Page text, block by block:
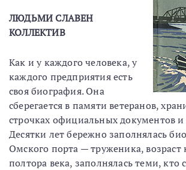
ЛЮДЬМИ СЛАВЕН
КОЛЛЕКТИВ
Как и у каждого человека, у
каждого предприятия есть
своя биография. Она
сберегается в памяти ветеранов,
строчках официальных документов
Десятки лет бережно заполнялась
Омского порта — труженика, возраст
полтора века, заполнялась теми, кто